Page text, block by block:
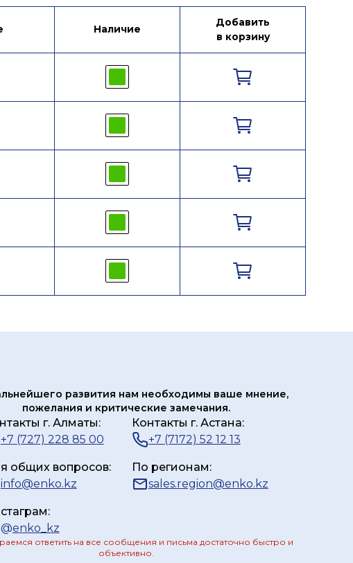
Наличие
Добавить
в корзину
развития нам необходимы ваше мнение,
пожелания и критические замечания.
г. Алматы:
+7 (727) 228 85 00
Контакты г. Астана:
+7 (7172) 52 12 13
общих вопросов:
info@enko.kz
По регионам:
sales.region@enko.kz
@enko_kz
ответить на все сообщения и письма достаточно быстро и
объективно.